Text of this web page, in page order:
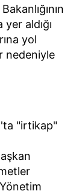
aldığı
yol
nedeniyle
"irtikap"